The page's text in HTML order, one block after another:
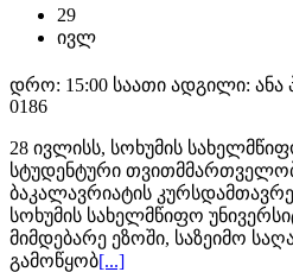
29
ივლ
დრო: 15:00 საათი ადგილი: ანა
0186
28 ივლისს, სოხუმის
სტუდენტური
ბაკალავრიატის
სოხუმის სახელმწიფო
მიმდებარე ეზოში, საზეიმო
გამოწყობ[...]